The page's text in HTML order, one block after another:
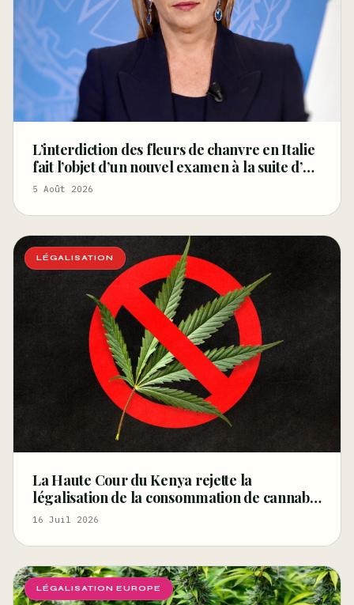
L’interdiction des fleurs de chanvre en Italie
fait l’objet d’un nouvel examen à la suite d’un
arrêt de la Cour de cassation concernant les
5 Août 2026
LÉGALISATION
La Haute Cour du Kenya rejette la
légalisation de la consommation de cannabis
16 Juil 2026
LÉGALISATION EUROPE